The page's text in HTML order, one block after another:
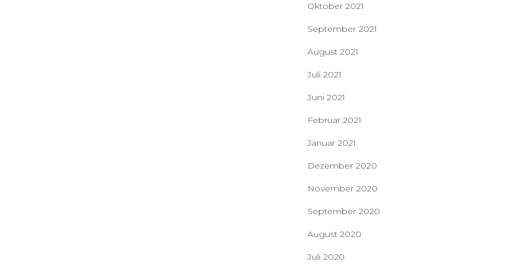
Oktober 2021
September 2021
August 2021
Juli 2021
Juni 2021
Februar 2021
Januar 2021
Dezember 2020
November 2020
September 2020
August 2020
Juli 2020